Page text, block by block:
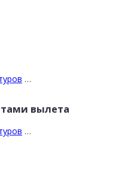
…
вылета
…